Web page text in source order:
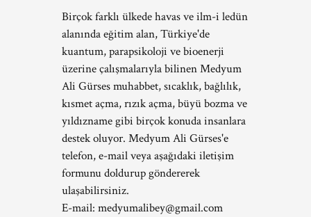
Birçok farklı ülkede havas ve ilm-i ledün
alanında eğitim alan, Türkiye'de
kuantum, parapsikoloji ve bioenerji
üzerine çalışmalarıyla bilinen Medyum
Ali Gürses muhabbet, sıcaklık, bağlılık,
kısmet açma, rızık açma, büyü bozma ve
yıldızname gibi birçok konuda insanlara
destek oluyor. Medyum Ali Gürses'e
telefon, e-mail veya aşağıdaki iletişim
formunu doldurup göndererek
ulaşabilirsiniz.
E-mail: medyumalibey@gmail.com